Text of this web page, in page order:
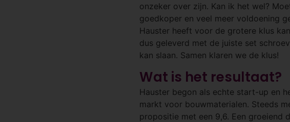
onzeker over zijn. Kan ik het wel?
goedkoper en veel meer voldoening
Hauster heeft voor de grotere klus
dus geleverd met de juiste set
kan slaan. Samen klaren we de klus!
Wat is het resultaat?
Hauster begon als echte start-up en
markt voor bouwmaterialen. Steeds
propositie met een 9,6. Een groeiend